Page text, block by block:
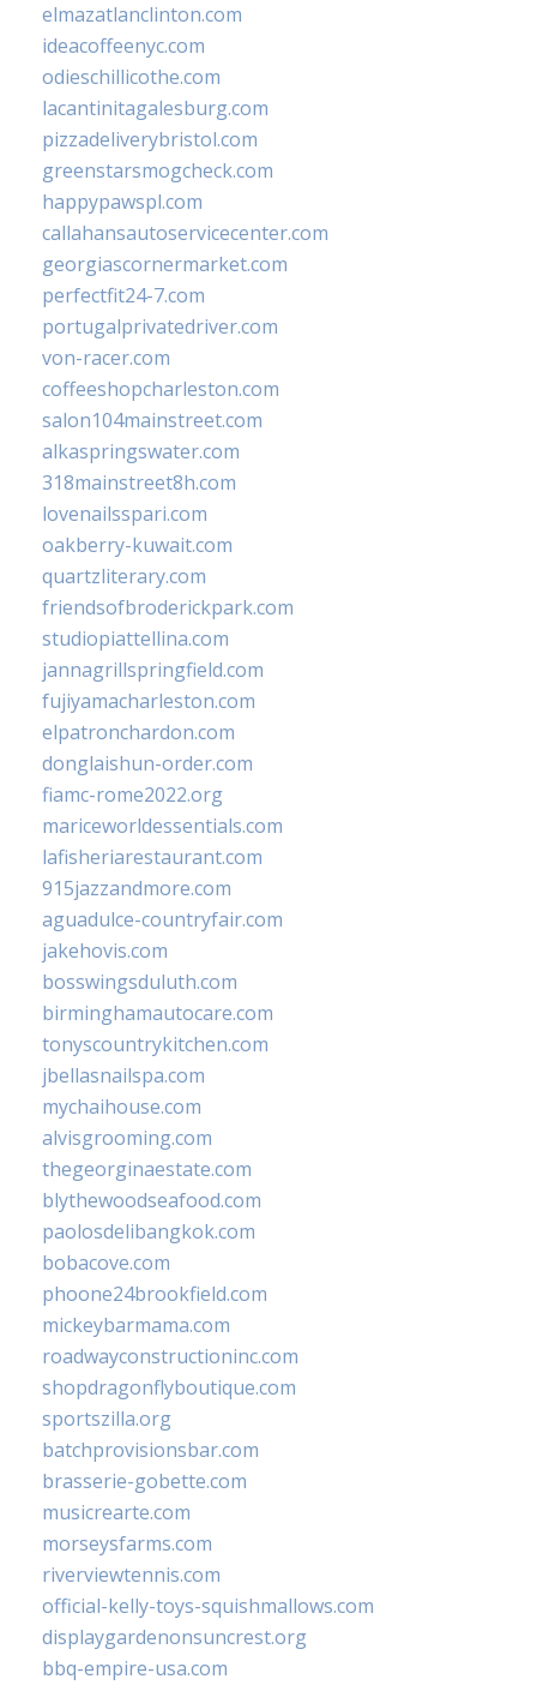
elmazatlanclinton.com
ideacoffeenyc.com
odieschillicothe.com
lacantinitagalesburg.com
pizzadeliverybristol.com
greenstarsmogcheck.com
happypawspl.com
callahansautoservicecenter.com
georgiascornermarket.com
perfectfit24-7.com
portugalprivatedriver.com
von-racer.com
coffeeshopcharleston.com
salon104mainstreet.com
alkaspringswater.com
318mainstreet8h.com
lovenailsspari.com
oakberry-kuwait.com
quartzliterary.com
friendsofbroderickpark.com
studiopiattellina.com
jannagrillspringfield.com
fujiyamacharleston.com
elpatronchardon.com
donglaishun-order.com
fiamc-rome2022.org
mariceworldessentials.com
lafisheriarestaurant.com
915jazzandmore.com
aguadulce-countryfair.com
jakehovis.com
bosswingsduluth.com
birminghamautocare.com
tonyscountrykitchen.com
jbellasnailspa.com
mychaihouse.com
alvisgrooming.com
thegeorginaestate.com
blythewoodseafood.com
paolosdelibangkok.com
bobacove.com
phoone24brookfield.com
mickeybarmama.com
roadwayconstructioninc.com
shopdragonflyboutique.com
sportszilla.org
batchprovisionsbar.com
brasserie-gobette.com
musicrearte.com
morseysfarms.com
riverviewtennis.com
official-kelly-toys-squishmallows.com
displaygardenonsuncrest.org
bbq-empire-usa.com